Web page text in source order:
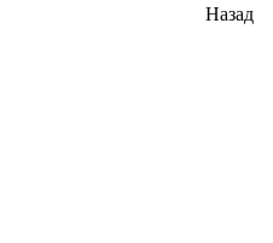
Назад